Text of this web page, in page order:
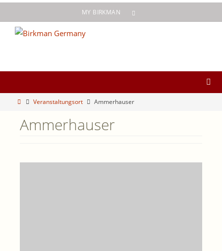
Inhalt
springen
MY BIRKMAN
StartVeranstaltungsort Ammerhauser
Ammerhauser